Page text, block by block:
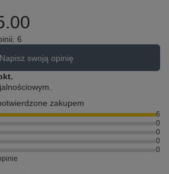
6
Napisz swoją opinię
zakupem
6
0
0
0
0